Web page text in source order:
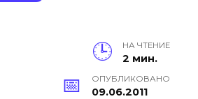
НА ЧТЕНИЕ
2 мин.
ОПУБЛИКОВАНО
09.06.2011